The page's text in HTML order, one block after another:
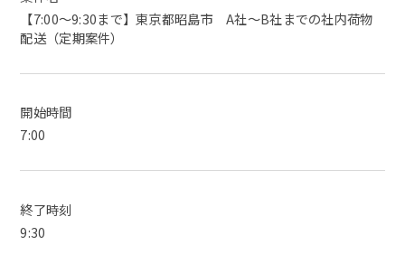
【7:00～9:30まで】東京都昭島市 A社〜B社までの社内荷物
配送（定期案件）
開始時間
7:00
終了時刻
9:30